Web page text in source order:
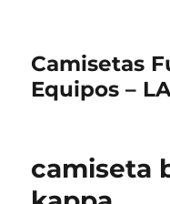
Camisetas
Equipos –
camiseta